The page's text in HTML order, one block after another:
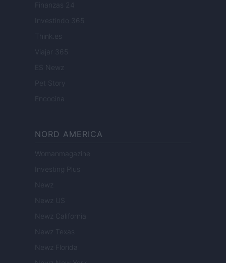
Finanzas 24
Investindo 365
Think.es
Viajar 365
ES Newz
Pet Story
Encocina
NORD AMERICA
Womanmagazine
Investing Plus
Newz
Newz US
Newz California
Newz Texas
Newz Florida